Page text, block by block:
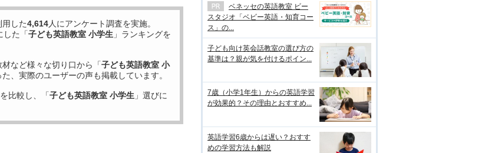
した4,614人にアンケート調査を実施。
した「子ども英語教室 小学生 」ランキングを
など様々な切り口から「子ども英語教室 小
、実際のユーザーの声も掲載しています。
比較し、「子ども英語教室 小学生 」選びに
ベネッセの英語教室 ビー
スタジオ「ベビー英語・知育コー
ス」の...
子ども向け英会話教室の選び方の
基準は？親が気を付けるポイン...
7歳（小学1年生）からの英語学習
が効果的？その理由とおすすめ...
英語学習6歳からは遅い？おすす
めの学習方法も解説